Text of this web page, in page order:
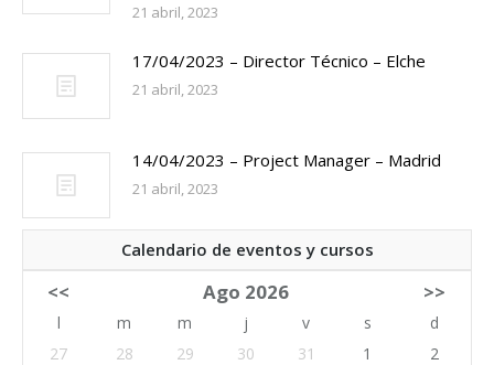
21 abril, 2023
17/04/2023 – Director Técnico – Elche
21 abril, 2023
14/04/2023 – Project Manager – Madrid
21 abril, 2023
Calendario de eventos y cursos
<< Ago 2026 >>
l m m j v s
d
27
28 29 30 31 1
2